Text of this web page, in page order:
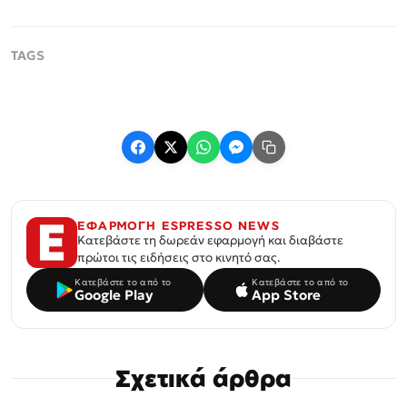
ΕΦΑΡΜΟΓΗ ESPRESSO NEWS
Κατεβάστε τη δωρεάν εφαρμογή και διαβάστε
πρώτοι τις ειδήσεις στο κινητό σας.
Κατεβάστε το από το
Google Play
Κατεβάστε το από το
App Store
Σχετικά άρθρα